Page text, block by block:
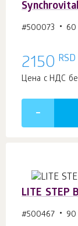
#500073 60
2150 RSD
Цена с НДС
LITE STEP
#500467 90